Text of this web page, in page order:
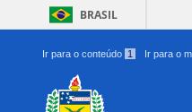
BRASIL
Ir para o conteúdo 1 Ir para o